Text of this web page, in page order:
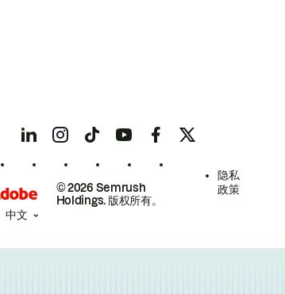
© 2026 Semrush
Holdings. 版权所有。
隐私
政策
中文